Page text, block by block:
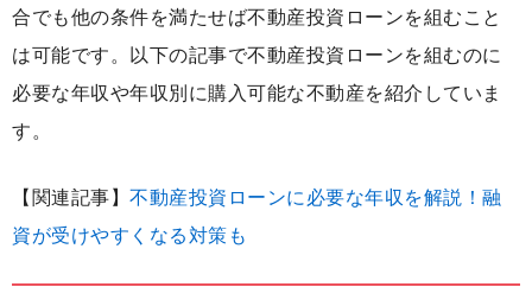
合でも他の条件を満たせば不動産投資ローンを組むこと
は可能です。以下の記事で不動産投資ローンを組むのに
必要な年収や年収別に購入可能な不動産を紹介していま
す。
【関連記事】 不動産投資ローンに必要な年収を解説！融
資が受けやすくなる対策も